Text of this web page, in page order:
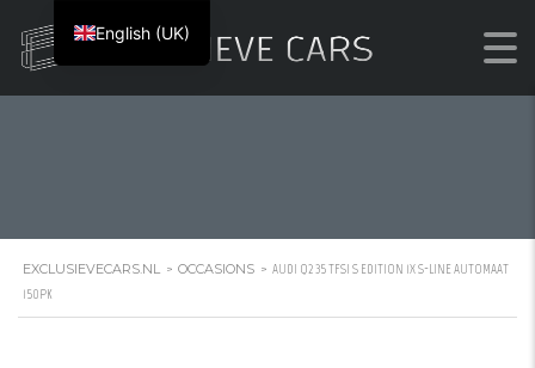
EXCLUSIEVECARS.NL > OCCASIONS > AUDI Q2 35 TFSI S EDITION 1X S-LINE AUTOMAAT
150PK
English (UK)